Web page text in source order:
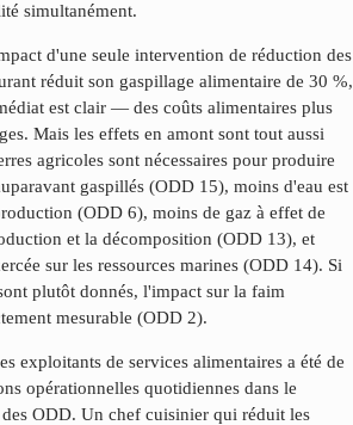
simultanément.
d'une seule intervention de réduction des
réduit son gaspillage alimentaire de 30 %,
est clair — des coûts alimentaires plus
Mais les effets en amont sont tout aussi
agricoles sont nécessaires pour produire
gaspillés (ODD 15), moins d'eau est
(ODD 6), moins de gaz à effet de
et la décomposition (ODD 13), et
sur les ressources marines (ODD 14). Si
plutôt donnés, l'impact sur la faim
mesurable (ODD 2).
exploitants de services alimentaires a été de
opérationnelles quotidiennes dans le
ODD. Un chef cuisinier qui réduit les